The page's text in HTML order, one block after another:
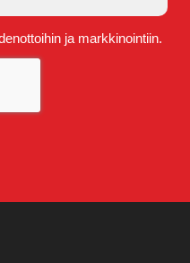
ja markkinointiin.